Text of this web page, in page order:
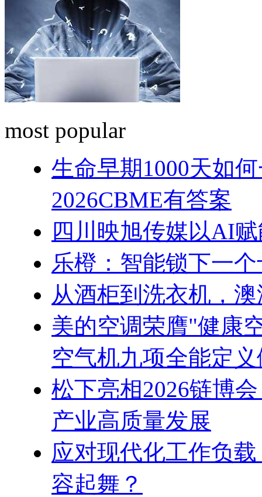
most popular
生命早期1000天如
2026CBME有答案
四川映旭传媒以AI
乐橙：智能锁下一
从酒柜到洗衣机，
美的空调荣膺"健康
空气机九项全能定
松下亮相2026链博
产业高质量发展
应对现代化工作负
容起舞？